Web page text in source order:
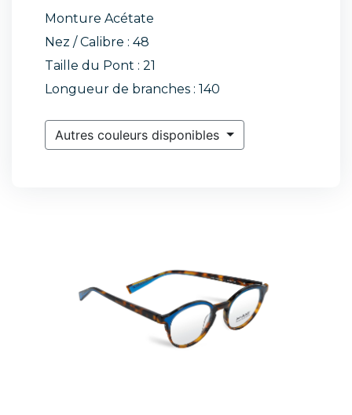
Monture Acétate
Nez / Calibre : 48
Taille du Pont : 21
Longueur de branches : 140
Autres couleurs disponibles